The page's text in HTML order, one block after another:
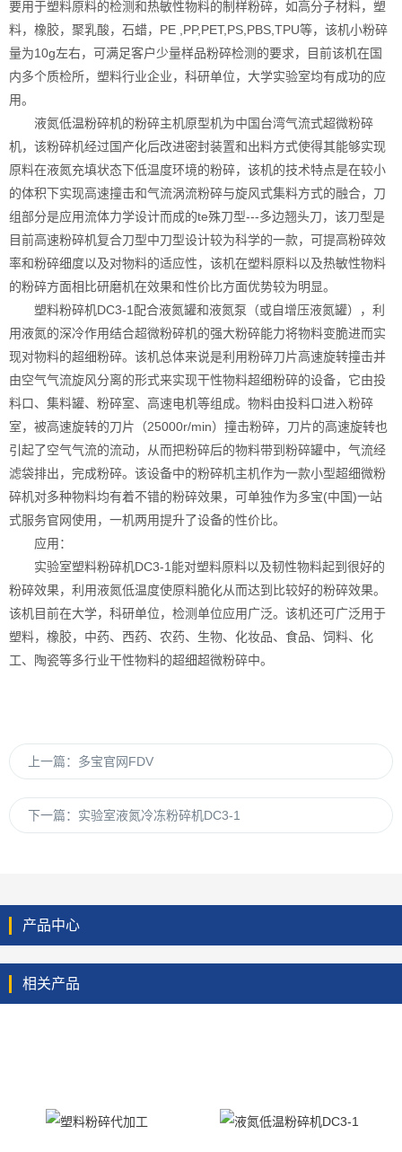
要用于塑料原料的检测和热敏性物料的制样粉碎，如高分子材料，塑
料，橡胶，聚乳酸，石蜡，PE ,PP,PET,PS,PBS,TPU等，该机小粉碎
量为10g左右，可满足客户少量样品粉碎检测的要求，目前该机在国
内多个质检所，塑料行业企业，科研单位，大学实验室均有成功的应
用。
液氮低温粉碎机的粉碎主机原型机为中国台湾气流式超微粉碎
机，该粉碎机经过国产化后改进密封装置和出料方式使得其能够实现
原料在液氮充填状态下低温度环境的粉碎，该机的技术特点是在较小
的体积下实现高速撞击和气流涡流粉碎与旋风式集料方式的融合，刀
组部分是应用流体力学设计而成的te殊刀型---多边翘头刀，该刀型是
目前高速粉碎机复合刀型中刀型设计较为科学的一款，可提高粉碎效
率和粉碎细度以及对物料的适应性，该机在塑料原料以及热敏性物料
的粉碎方面相比研磨机在效果和性价比方面优势较为明显。
塑料粉碎机DC3-1配合液氮罐和液氮泵（或自增压液氮罐），利
用液氮的深冷作用结合超微粉碎机的强大粉碎能力将物料变脆进而实
现对物料的超细粉碎。该机总体来说是利用粉碎刀片高速旋转撞击并
由空气气流旋风分离的形式来实现干性物料超细粉碎的设备，它由投
料口、集料罐、粉碎室、高速电机等组成。物料由投料口进入粉碎
室，被高速旋转的刀片（25000r/min）撞击粉碎，刀片的高速旋转也
引起了空气气流的流动，从而把粉碎后的物料带到粉碎罐中，气流经
滤袋排出，完成粉碎。该设备中的粉碎机主机作为一款小型超细微粉
碎机对多种物料均有着不错的粉碎效果，可单独作为多宝(中国)一站
式服务官网使用，一机两用提升了设备的性价比。
应用：
实验室塑料粉碎机DC3-1能对塑料原料以及韧性物料起到很好的
粉碎效果，利用液氮低温度使原料脆化从而达到比较好的粉碎效果。
该机目前在大学，科研单位，检测单位应用广泛。该机还可广泛用于
塑料，橡胶，中药、西药、农药、生物、化妆品、食品、饲料、化
工、陶瓷等多行业干性物料的超细超微粉碎中。
上一篇： 多宝官网FDV
下一篇： 实验室液氮冷冻粉碎机DC3-1
产品中心
相关产品